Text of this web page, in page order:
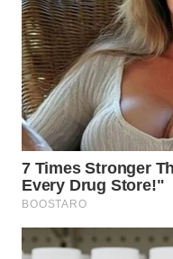
WN
TANJUNG
LESUNG
WN
KARO
WN
SIMALUNGUN
WN